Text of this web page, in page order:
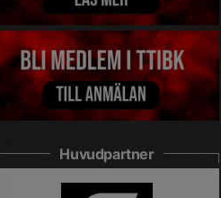
Huvudpartner